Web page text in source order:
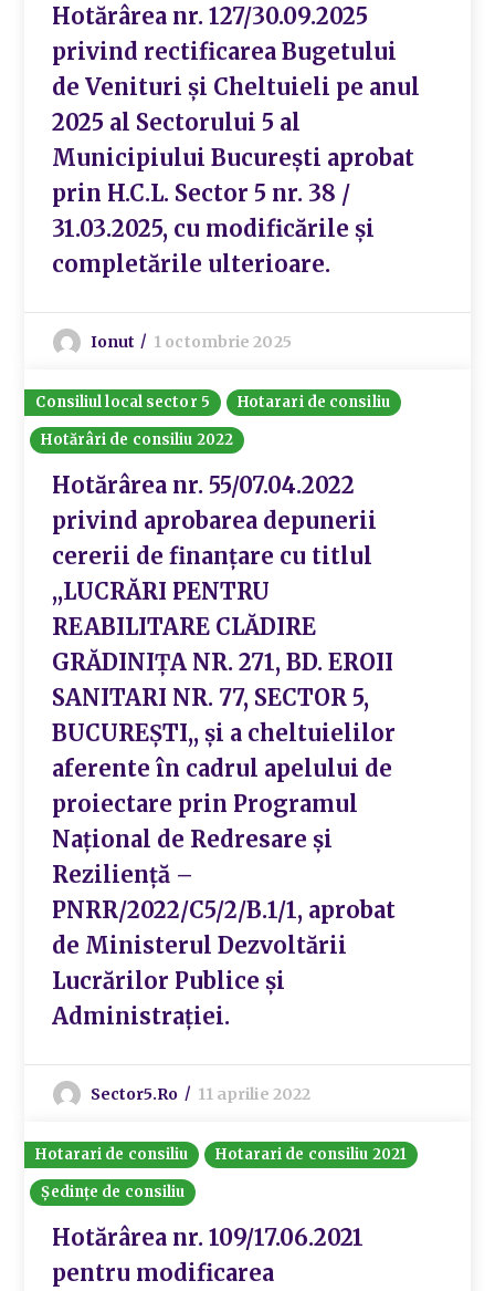
Hotărârea nr. 127/30.09.2025
privind rectificarea Bugetului
de Venituri și Cheltuieli pe anul
2025 al Sectorului 5 al
Municipiului București aprobat
prin H.C.L. Sector 5 nr. 38 /
31.03.2025, cu modificările și
completările ulterioare.
Ionut 1 octombrie 2025
Consiliul local sector 5
Hotarari de consiliu
Hotărâri de consiliu 2022
Hotărârea nr. 55/07.04.2022
privind aprobarea depunerii
cererii de finanțare cu titlul
,,LUCRĂRI PENTRU
REABILITARE CLĂDIRE
GRĂDINIȚA NR. 271, BD. EROII
SANITARI NR. 77, SECTOR 5,
BUCUREȘTI,, și a cheltuielilor
aferente în cadrul apelului de
proiectare prin Programul
Național de Redresare și
Reziliență –
PNRR/2022/C5/2/B.1/1, aprobat
de Ministerul Dezvoltării
Lucrărilor Publice și
Administrației.
Sector5.ro 11 aprilie 2022
Hotarari de consiliu
Hotarari de consiliu 2021
Ședințe de consiliu
Hotărârea nr. 109/17.06.2021
pentru modificarea